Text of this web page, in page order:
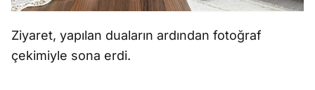
Ziyaret, yapılan duaların ardından fotoğraf
çekimiyle sona erdi.